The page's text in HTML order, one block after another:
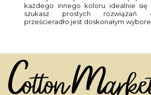
każdego innego koloru idealnie się
szukasz prostych rozwiązań
prześcieradło jest doskonałym